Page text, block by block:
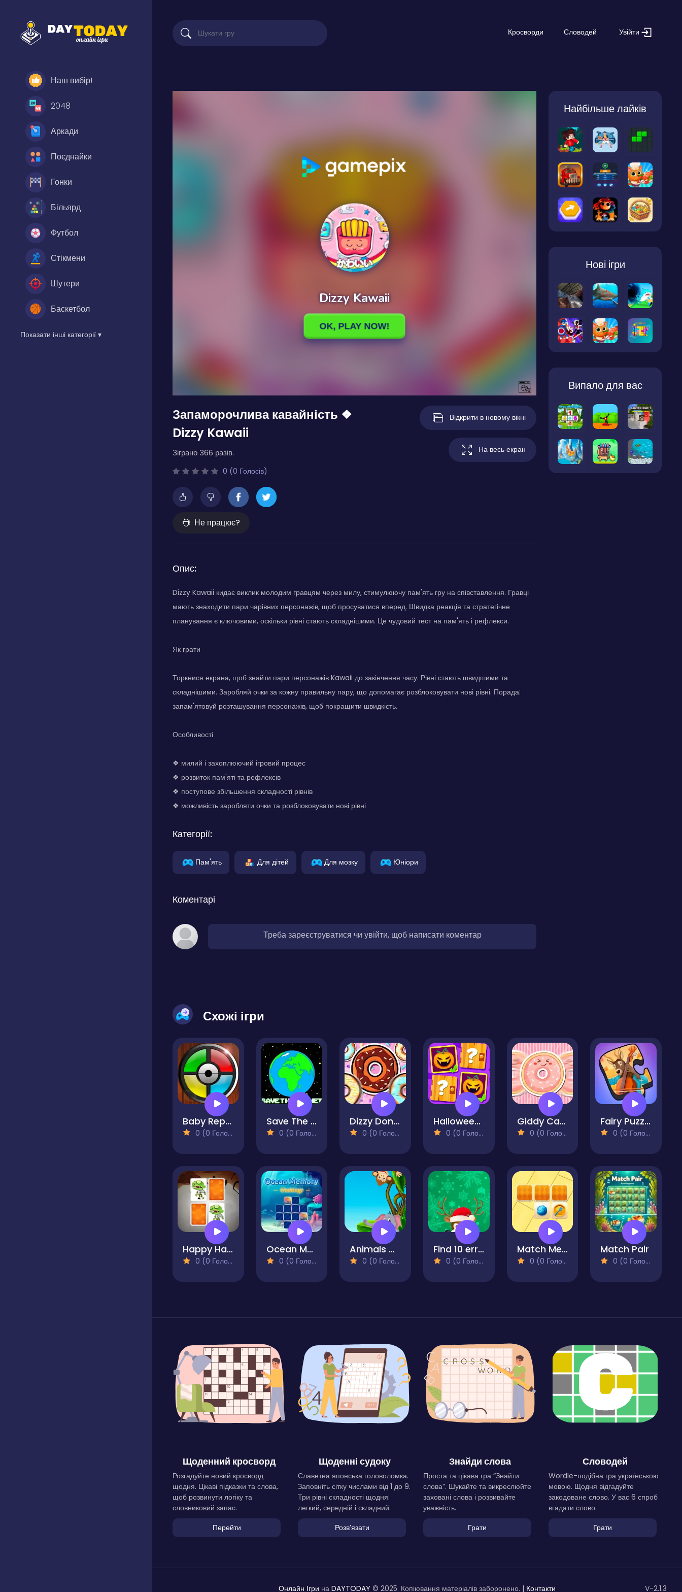
Наш вибір!
2048
Аркади
Поєднайки
Гонки
Більярд
Футбол
Стікмени
Шутери
Баскетбол
Показати інші категорії ▾
Кросворди Словодей Увійти
Запаморочлива кавайність ❖
Dizzy Kawaii
Зіграно 366 разів.
0 (0 Голосів)
Не працює?
Відкрити в новому вікні
На весь екран
Опис:
Dizzy Kawaii кидає виклик молодим гравцям через милу, стимулюючу пам'ять гру на співставлення. Гравці
мають знаходити пари чарівних персонажів, щоб просуватися вперед. Швидка реакція та стратегічне
планування є ключовими, оскільки рівні стають складнішими. Це чудовий тест на пам'ять і рефлекси.
Як грати
Торкнися екрана, щоб знайти пари персонажів Kawaii до закінчення часу. Рівні стають швидшими та
складнішими. Заробляй очки за кожну правильну пару, що допомагає розблоковувати нові рівні. Порада:
запам'ятовуй розташування персонажів, щоб покращити швидкість.
Особливості
❖ милий і захоплюючий ігровий процес
❖ розвиток пам'яті та рефлексів
❖ поступове збільшення складності рівнів
❖ можливість заробляти очки та розблоковувати нові рівні
Категорії:
Пам'ять Для дітей Для мозку Юніори
Коментарі
Треба зареєструватися чи увійти, щоб написати коментар
Найбільше лайків
Нові ігри
Випало для вас
Схожі ігри
Baby Repeater
0 (0 Голосів)
Save The Planet
0 (0 Голосів)
Dizzy Donut
0 (0 Голосів)
Halloween Monsters Match
0 (0 Голосів)
Giddy Cake
0 (0 Голосів)
Fairy Puzzle
0 (0 Голосів)
Happy Halloween Memory
0 (0 Голосів)
Ocean Memory Challenge
0 (0 Голосів)
Animals Memory
0 (0 Голосів)
Find 10 errors - CHRISTMAS
0 (0 Голосів)
Match Memory
0 (0 Голосів)
Match Pair
0 (0 Голосів)
Щоденний кросворд
Розгадуйте новий кросворд
щодня. Цікаві підказки та слова,
щоб розвинути логіку та
словниковий запас.
Перейти
Щоденні судоку
Славетна японська головоломка.
Заповніть сітку числами від 1 до 9.
Три рівні складності щодня:
легкий, середній і складний.
Розвʼязати
Знайди слова
Проста та цікава гра “Знайти
слова”. Шукайте та викреслюйте
заховані слова і розвивайте
уважність.
Грати
Словодей
Wordle-подібна гра українською
мовою. Щодня відгадуйте
закодоване слово. У вас 6 спроб
вгадати слово.
Грати
Онлайн Ігри на DAYTODAY © 2025. Копіювання матеріалів заборонено. | Контакти V-2.1.3